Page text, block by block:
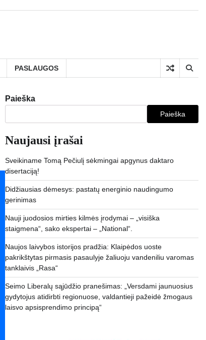
PASLAUGOS
Paieška
Paieška
Naujausi įrašai
Sveikiname Tomą Pečiulį sėkmingai apgynus daktaro
disertaciją!
Didžiausias dėmesys: pastatų energinio naudingumo
gerinimas
Nauji juodosios mirties kilmės įrodymai – „visiška
staigmena“, sako ekspertai – „National“.
Naujos laivybos istorijos pradžia: Klaipėdos uoste
pakrikštytas pirmasis pasaulyje žaliuoju vandeniliu varomas
tanklaivis „Rasa“
Seimo Liberalų sąjūdžio pranešimas: „Versdami jaunuosius
gydytojus atidirbti regionuose, valdantieji pažeidė žmogaus
laisvo apsisprendimo principą“